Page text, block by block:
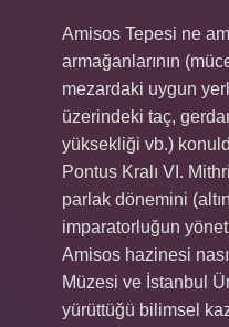
Amisos Tepesi ne
armağanlarının
mezardaki uygun
üzerindeki taç,
yüksekliği vb.)
Pontus Kralı VI.
parlak dönemini
imparatorluğun
Amisos hazinesi
Müzesi ve İstanbul
yürüttüğü bilimsel